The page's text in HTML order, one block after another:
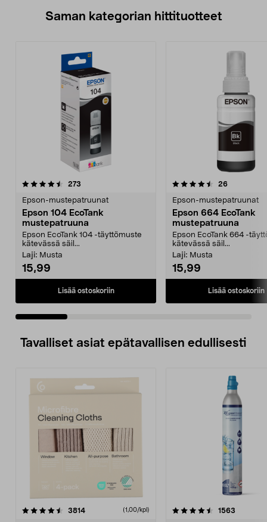
Saman kategorian hittituotteet
273
Epson-mustepatruunat
Epson 104 EcoTank
mustepatruuna
Epson EcoTank 104 -täyttömuste
kätevässä säil...
Laji: Musta
15,99
Lisää ostoskoriin
4.5 viidestä
26arvostelut
Epson-mustepatruunat
Epson 664 EcoTank
mustepatruuna
Epson EcoTank 664 -
kätevässä säil...
Laji: Musta
15,99
Lisää ostoskoriin
4.0 viidestä
Tavalliset asiat epätavallisen edullisesti
3814arvostelut (1,00/kpl)
4.5viidestä
1563
4.5viidestä